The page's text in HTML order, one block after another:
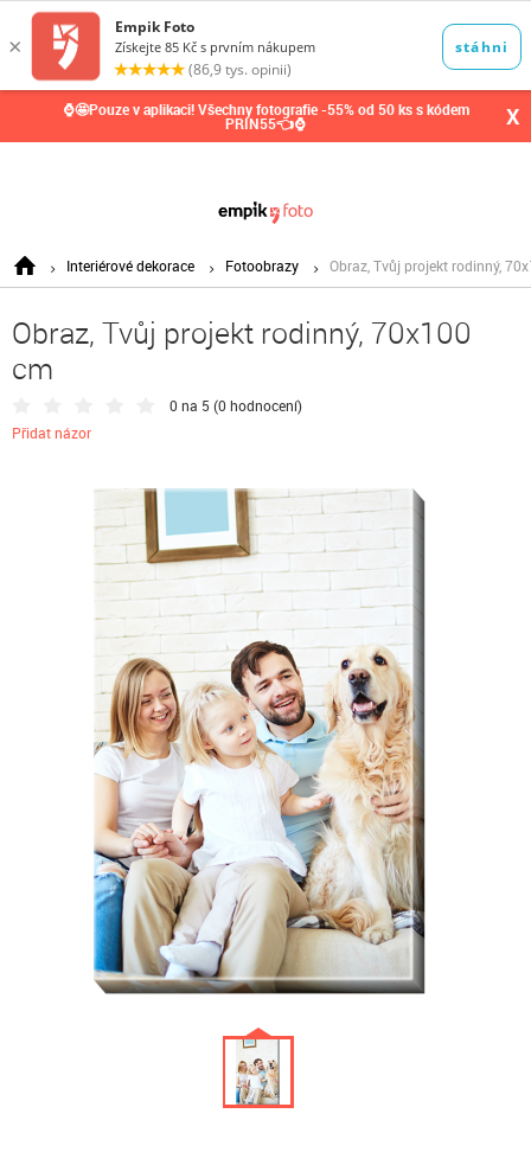
⌚🤩Pouze v aplikaci! Všechny fotografie -55% od 50 ks s kódem
PRIN55👈⌚ X
Interiérové dekorace Fotoobrazy Obraz, Tvůj projekt rodinný,
Obraz, Tvůj projekt rodinný, 70x100
cm
0 na 5 (0 hodnocení)
Přidat názor